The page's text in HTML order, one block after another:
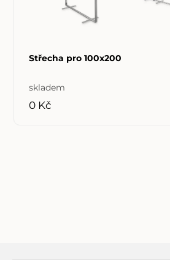
Střecha pro 100x200
skladem
0 Kč